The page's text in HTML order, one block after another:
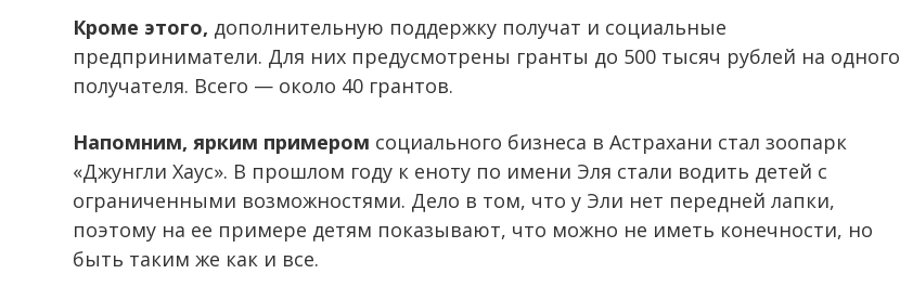
Кроме этого, дополнительную поддержку получат и социальные
предприниматели. Для них предусмотрены гранты до 500 тысяч рублей на одного
получателя. Всего — около 40 грантов.
Напомним, ярким примером социального бизнеса в Астрахани стал зоопарк
«Джунгли Хаус». В прошлом году к еноту по имени Эля стали водить детей с
ограниченными возможностями. Дело в том, что у Эли нет передней лапки,
поэтому на ее примере детям показывают, что можно не иметь конечности, но
быть таким же как и все.